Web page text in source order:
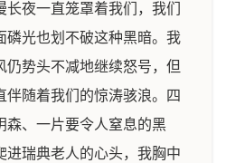
夜一直笼罩着我们，我们
磷光也划不破这种黑暗。我
仍势头不减地继续怒号，但
伴随着我们的惊涛骇浪。四
森、一片要令人窒息的黑
进瑞典老人的心头，我胸中